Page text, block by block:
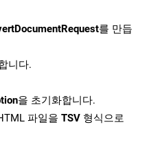
를 만듭
니다.
을 초기화합니다.
파일을 TSV 형식으로